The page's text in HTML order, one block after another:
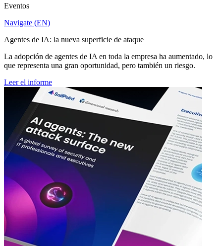
Eventos
Navigate (EN)
Agentes de IA: la nueva superficie de ataque
La adopción de agentes de IA en toda la empresa ha aumentado, lo
que representa una gran oportunidad, pero también un riesgo.
Leer el informe